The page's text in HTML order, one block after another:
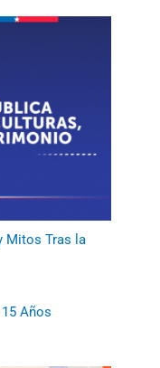
Mitos Tras la
Años